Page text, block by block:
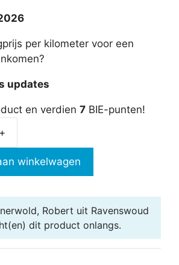
per kilometer voor een
updates
en verdien 7 BIE-punten!
winkelwagen
Robert uit Ravenswoud
dit product onlangs.